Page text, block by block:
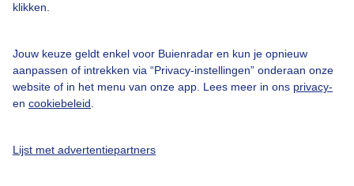
klikken.
Jouw keuze geldt enkel voor Buienradar en kun je opnieuw
aanpassen of intrekken via “Privacy-instellingen” onderaan onze
website of in het menu van onze app. Lees meer in ons privacy-
en cookiebeleid
Lijst met advertentiepartners
Adverteren
Privacy beleid
Cookie beleid